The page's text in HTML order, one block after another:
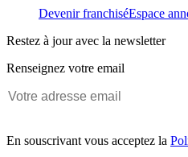
Devenir franchiséEspace
Restez à jour avec la newsletter
Renseignez votre email
En souscrivant vous acceptez la